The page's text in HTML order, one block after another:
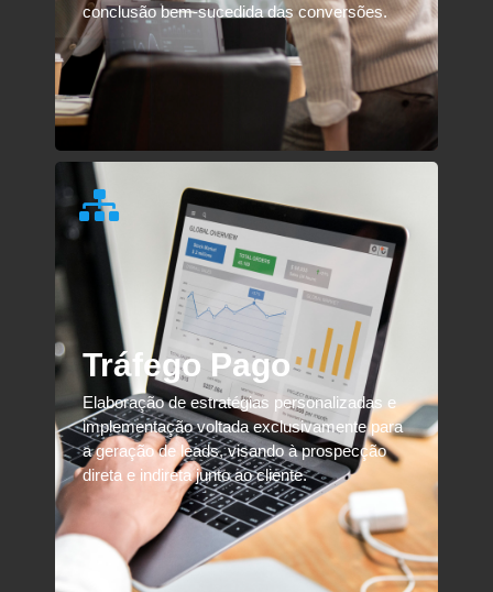
conclusão bem-sucedida das conversões.
Tráfego Pago
Elaboração de estratégias personalizadas e
implementação voltada exclusivamente para
a geração de leads, visando à prospecção
direta e indireta junto ao cliente.